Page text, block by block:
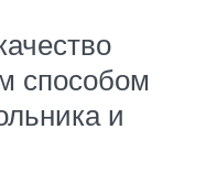
способом
и